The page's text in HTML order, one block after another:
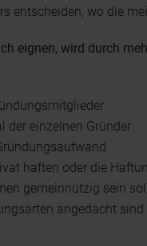
entscheiden, wo die
eignen, wird durch
der einzelnen Gründer
haften oder die
gemeinnützig sein soll
angedacht sind